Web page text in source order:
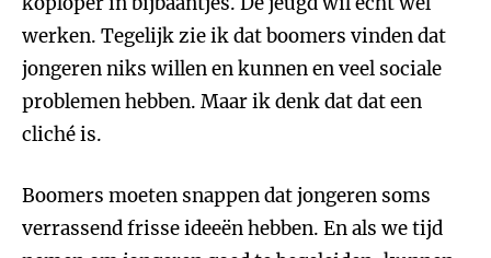
werken. Tegelijk zie ik dat boomers vinden dat
jongeren niks willen en kunnen en veel sociale
problemen hebben. Maar ik denk dat dat een
cliché is.
Boomers moeten snappen dat jongeren soms
verrassend frisse ideeën hebben. En als we tijd